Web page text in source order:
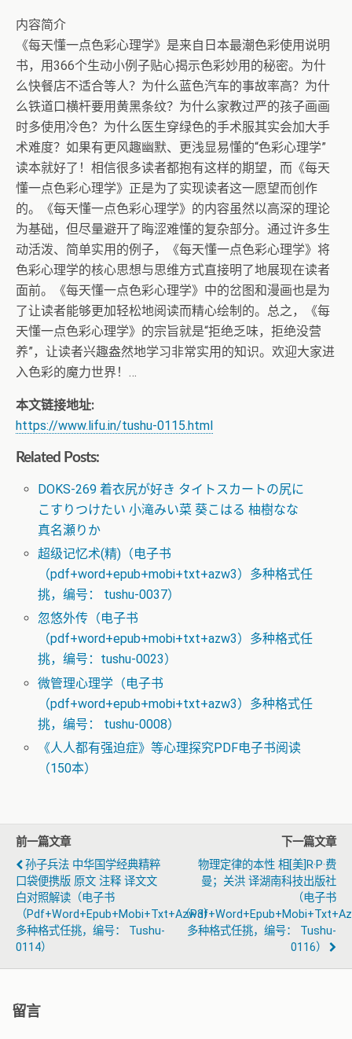
内容简介
《每天懂一点色彩心理学》是来自日本最潮色彩使用说明
书，用366个生动小例子贴心揭示色彩妙用的秘密。为什
么快餐店不适合等人？为什么蓝色汽车的事故率高？为什
么铁道口横杆要用黄黑条纹？为什么家教过严的孩子画画
时多使用冷色？为什么医生穿绿色的手术服其实会加大手
术难度？如果有更风趣幽默、更浅显易懂的“色彩心理学”
读本就好了！相信很多读者都抱有这样的期望，而《每天
懂一点色彩心理学》正是为了实现读者这一愿望而创作
的。《每天懂一点色彩心理学》的内容虽然以高深的理论
为基础，但尽量避开了晦涩难懂的复杂部分。通过许多生
动活泼、简单实用的例子，《每天懂一点色彩心理学》将
色彩心理学的核心思想与思维方式直接明了地展现在读者
面前。《每天懂一点色彩心理学》中的岔图和漫画也是为
了让读者能够更加轻松地阅读而精心绘制的。总之，《每
天懂一点色彩心理学》的宗旨就是“拒绝乏味，拒绝没营
养”，让读者兴趣盎然地学习非常实用的知识。欢迎大家进
入色彩的魔力世界！…
本文链接地址:
https://www.lifu.in/tushu-0115.html
Related Posts:
DOKS-269 着衣尻が好き タイトスカートの尻に
こすりつけたい 小滝みい菜 葵こはる 柚樹なな
真名瀬りか
超级记忆术(精)（电子书
（pdf+word+epub+mobi+txt+azw3）多种格式任
挑，编号： tushu-0037）
忽悠外传（电子书
（pdf+word+epub+mobi+txt+azw3）多种格式任
挑，编号：tushu-0023）
微管理心理学（电子书
（pdf+word+epub+mobi+txt+azw3）多种格式任
挑，编号： tushu-0008）
《人人都有强迫症》等心理探究PDF电子书阅读
（150本）
前一篇文章
孙子兵法 中华国学经典精粹
口袋便携版 原文 注释 译文文
白对照解读（电子书
（pdf+word+epub+mobi+txt+azw3）
多种格式任挑，编号： Tushu-
0114）
下一篇文章
物理定律的本性 相[美]R·P·费
曼；关洪 译湖南科技出版社
（电子书
（
多种格式任挑，编号： Tushu-
0116）
留言